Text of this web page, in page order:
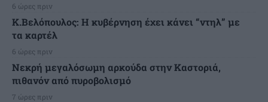
6 ώρες πριν
Κ.Βελόπουλος: Η κυβέρνηση έχει κάνει “ντηλ” με
τα καρτέλ
6 ώρες πριν
Νεκρή μεγαλόσωμη αρκούδα στην Καστοριά,
πιθανόν από πυροβολισμό
7 ώρες πριν